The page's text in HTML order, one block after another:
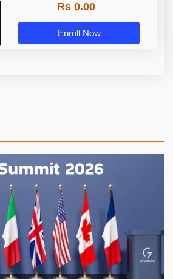
Rs 0.00
Enroll Now